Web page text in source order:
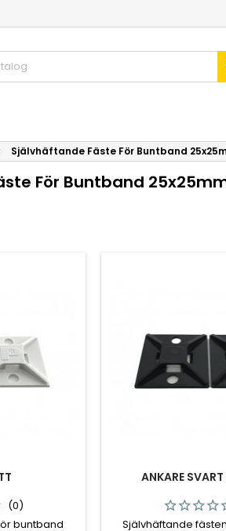
Självhäftande Fäste För Buntband
För Buntband
(0)
buntband
ANKARE
Självhäftande